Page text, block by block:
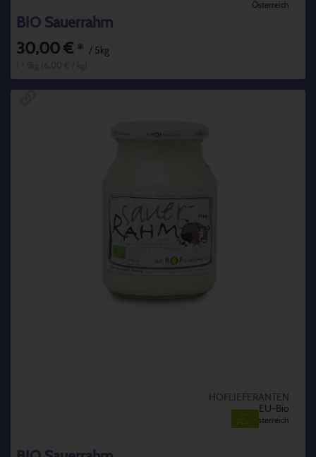
Österreich
BIO Sauerrahm
30,00 € * / 5kg
HOFLIEFERANTEN
EU-Bio
Österreich